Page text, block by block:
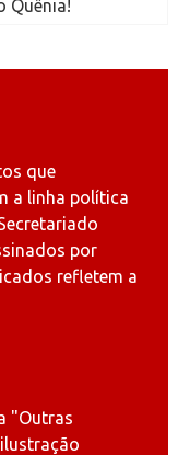
Quênia!
que
a linha política
por
refletem a
"Outras